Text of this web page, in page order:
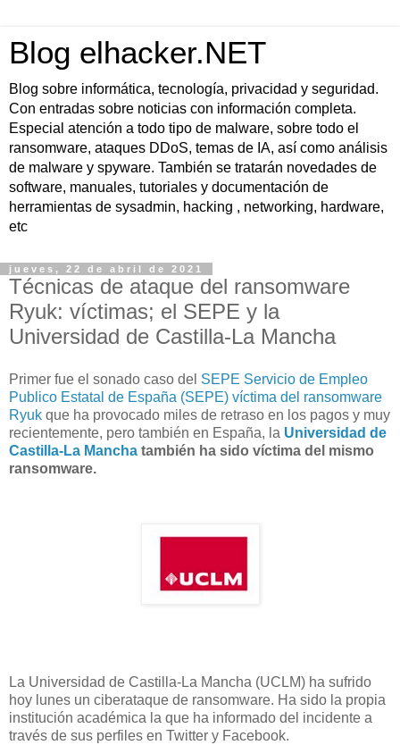
Blog elhacker.NET
Blog sobre informática, tecnología, privacidad y seguridad.
Con entradas sobre noticias con información completa.
Especial atención a todo tipo de malware, sobre todo el
ransomware, ataques DDoS, temas de IA, así como análisis
de malware y spyware. También se tratarán novedades de
software, manuales, tutoriales y documentación de
herramientas de sysadmin, hacking , networking, hardware,
etc
jueves, 22 de abril de 2021
Técnicas de ataque del ransomware
Ryuk: víctimas; el SEPE y la
Universidad de Castilla-La Mancha
Primer fue el sonado caso del SEPE Servicio de Empleo
Publico Estatal de España (SEPE) víctima del ransomware
Ryuk que ha provocado miles de retraso en los pagos y muy
recientemente, pero también en España, la Universidad de
Castilla-La Mancha también ha sido víctima del mismo
ransomware.
La Universidad de Castilla-La Mancha (UCLM) ha sufrido
hoy lunes un ciberataque de ransomware. Ha sido la propia
institución académica la que ha informado del incidente a
través de sus perfiles en Twitter y Facebook.